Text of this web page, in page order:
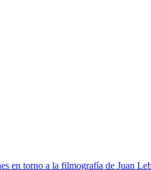
en torno a la filmografía de Juan